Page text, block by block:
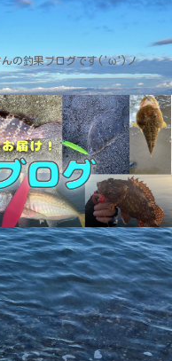
んの釣果ブログです('ω')ノ